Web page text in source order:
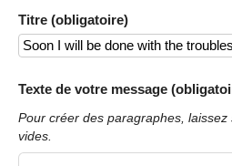
Titre (obligatoire)
Texte de votre message
Pour créer des paragraphes,
vides.